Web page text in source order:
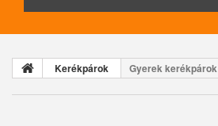
Kerékpárok Gyerek kerékpárok